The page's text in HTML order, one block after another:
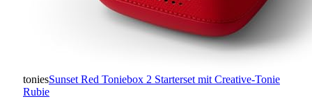
toniesSunset Red Toniebox 2 Starterset mit Creative-Tonie
Rubie